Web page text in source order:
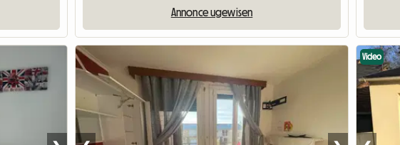
Annonce ugewisen
Video